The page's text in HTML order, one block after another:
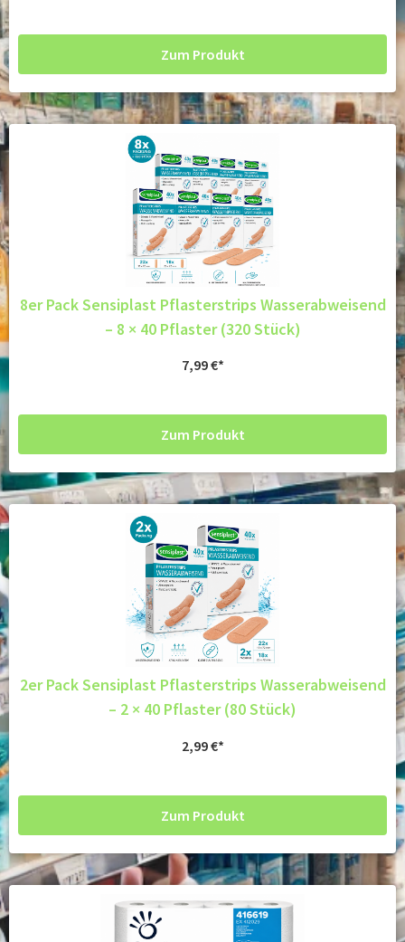
Zum Produkt
8er Pack Sensiplast Pflasterstrips Wasserabweisend
– 8 × 40 Pflaster (320 Stück)
7,99€
Zum Produkt
2er Pack Sensiplast Pflasterstrips Wasserabweisend
– 2 × 40 Pflaster (80 Stück)
2,99€
Zum Produkt